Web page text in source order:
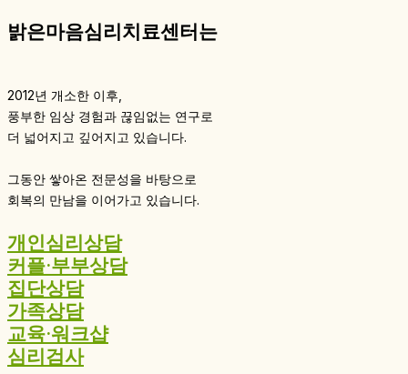
밝은마음심리치료센터는
2012년 개소한 이후,
풍부한 임상 경험과 끊임없는 연구로
더 넓어지고 깊어지고 있습니다.
그동안 쌓아온 전문성을 바탕으로
회복의 만남을 이어가고 있습니다.
개인심리상담
커플·부부상담
집단상담
가족상담
교육·워크샵
심리검사